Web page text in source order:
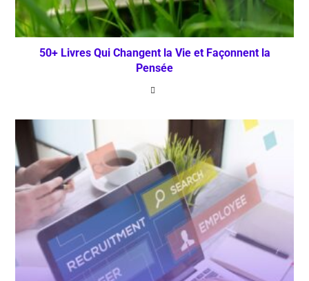
50+ Livres Qui Changent la Vie et Façonnent la
Pensée